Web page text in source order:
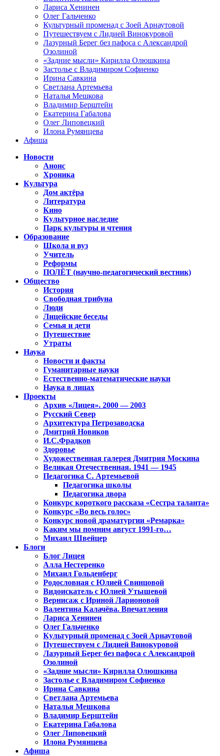
Лариса Хенинен
Олег Гальченко
Культурный променад с Зоей Арнаутовой
Путешествуем с Лидией Винокуровой
Лазурный Берег без пафоса с Александрой
Озолиной
«Задние мысли» Кирилла Олюшкина
Застолье с Владимиром Софиенко
Ирина Савкина
Светлана Артемьева
Наталья Мешкова
Владимир Берштейн
Екатерина Габалова
Олег Липовецкий
Илона Румянцева
Афиша
Новости
Анонс
Хроника
Культура
Дом актёра
Литература
Кино
Культурное наследие
Парк культуры и чтения
Образование
Школа и вуз
Учитель
Реформы
ПОЛЁТ (научно-педагогический вестник)
Общество
История
Свободная трибуна
Люди
Лицейские беседы
Семья и дети
Путешествие
Утраты
Наука
Новости и факты
Гуманитарные науки
Естественно-математические науки
Наука в лицах
Проекты
Архив «Лицея». 2000 — 2003
Русский Север
Архитектура Петрозаводска
Дмитрий Новиков
И.С.Фрадков
Здоровье
Художественная галерея Дмитрия Москина
Великая Отечественная. 1941 — 1945
Педагогика С. Артемьевой
Педагогика школы
Педагогика двора
Конкурс короткого рассказа «Сестра таланта»
Конкурс «Во весь голос»
Конкурс новой драматургии «Ремарка»
Каким мы помним август 1991-го…
Михаил Швейцер
Блоги
Блог Лицея
Алла Нестеренко
Михаил Гольденберг
Родословная с Юлией Свинцовой
Видоискатель с Юлией Утышевой
Вернисаж с Ириной Ларионовой
Валентина Калачёва. Впечатления
Лариса Хенинен
Олег Гальченко
Культурный променад с Зоей Арнаутовой
Путешествуем с Лидией Винокуровой
Лазурный Берег без пафоса с Александрой
Озолиной
«Задние мысли» Кирилла Олюшкина
Застолье с Владимиром Софиенко
Ирина Савкина
Светлана Артемьева
Наталья Мешкова
Владимир Берштейн
Екатерина Габалова
Олег Липовецкий
Илона Румянцева
Афиша